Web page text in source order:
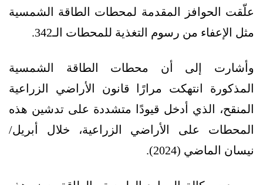
علّقت الحوافز المقدمة لمحطات الطاقة الشمسية
مثل الإعفاء من رسوم التغذية للمحطات الـ342.
وأشارت إلى أن محطات الطاقة الشمسية
المذكورة انتهكت مرارًا قانون الأراضي الزراعية
المنقح، الذي أدخل قيودًا متشددة على تدشين هذه
المحطات على الأراضي الزراعية، خلال أبريل/
نيسان الماضي (2024).